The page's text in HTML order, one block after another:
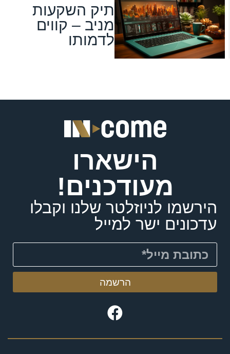
תיק השקעות
מניב – קווים
לדמותו
הישארו
מעודכנים!
הירשמו לניוזלטר שלנו וקבלו
עדכונים ישר למייל
הרשמה